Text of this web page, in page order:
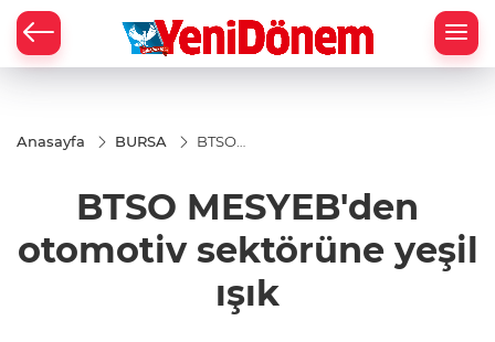
Anasayfa BURSA
BTSO
sektörüne
yeşil ışık
BTSO MESYEB'den
otomotiv sektörüne yeşil
ışık